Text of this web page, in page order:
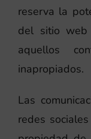
reserva la
del sitio web
aquellos
inapropiados.
Las
redes